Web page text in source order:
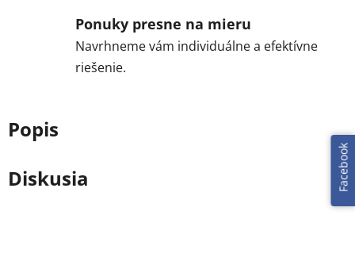
Ponuky presne na mieru
Navrhneme vám individuálne a efektívne
riešenie.
Popis
Diskusia
Facebook